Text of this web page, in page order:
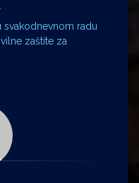
svakodnevnom radu
zaštite za